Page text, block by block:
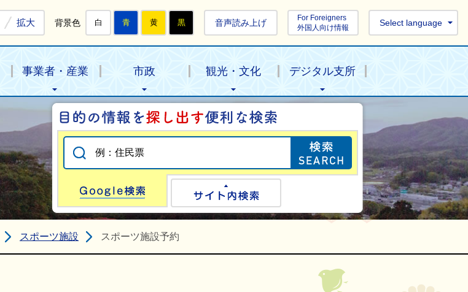
拡大 背景色 白 青 黄 黒 音声読み上げ
For Foreigners
外国人向け情報
Select language
事業者・産業 市政 観光・文化 デジタル支所
目的の情報を探
Google検索
スポーツ施設 スポーツ施設予約